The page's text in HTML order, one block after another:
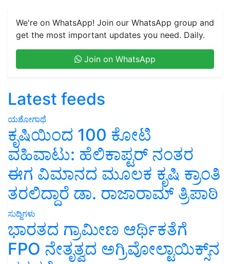
We're on WhatsApp! Join our WhatsApp group and
get the most important updates you need. Daily.
Join on WhatsApp
Latest feeds
ಯಶೋಗಾಥೆ
ಕೃಷಿಯಿಂದ 100 ಕೋಟಿ
ವಹಿವಾಟು: ಹೆಲಿಕಾಪ್ಟರ್ ನಂತರ
ಈಗ ವಿಮಾನದ ಮೂಲಕ ಕೃಷಿ ಕ್ರಾಂತಿ
ತರಲಿದ್ದಾರೆ ಡಾ. ರಾಜಾರಾಮ್ ತ್ರಿಪಾಠಿ
ಸುದ್ದಿಗಳು
ಭಾರತದ ಗ್ರಾಮೀಣ ಆರ್ಥಿಕತೆಗೆ
FPO ನೇತೃತ್ವದ ಅಗ್ರಿವೋಲ್ಟಾಯಿಕ್ಸ್‌ನ